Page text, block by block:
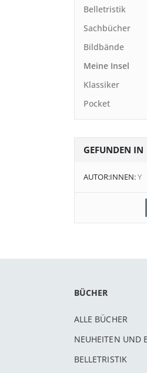
Belletristik
Sachbücher
Bildbände
Meine Insel
Klassiker
Pocket
GEFUNDEN IN
AUTOR:INNEN Y
BÜCHER
ALLE BÜCHER
NEUHEITEN UND
BELLETRISTIK